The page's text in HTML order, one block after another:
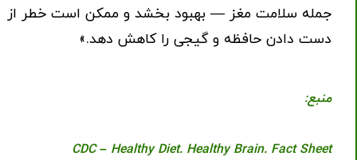
جمله سلامت مغز — بهبود بخشد و ممکن است خطر از
دست دادن حافظه و گیجی را کاهش دهد.»
منبع:
CDC – Healthy Diet. Healthy Brain. Fact Sheet